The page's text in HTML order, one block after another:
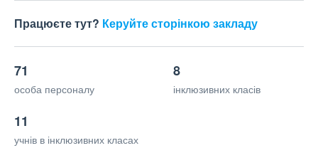
Працюєте тут? Керуйте сторінкою закладу
71
особа персоналу
8
інклюзивних класів
11
учнів в інклюзивних класах